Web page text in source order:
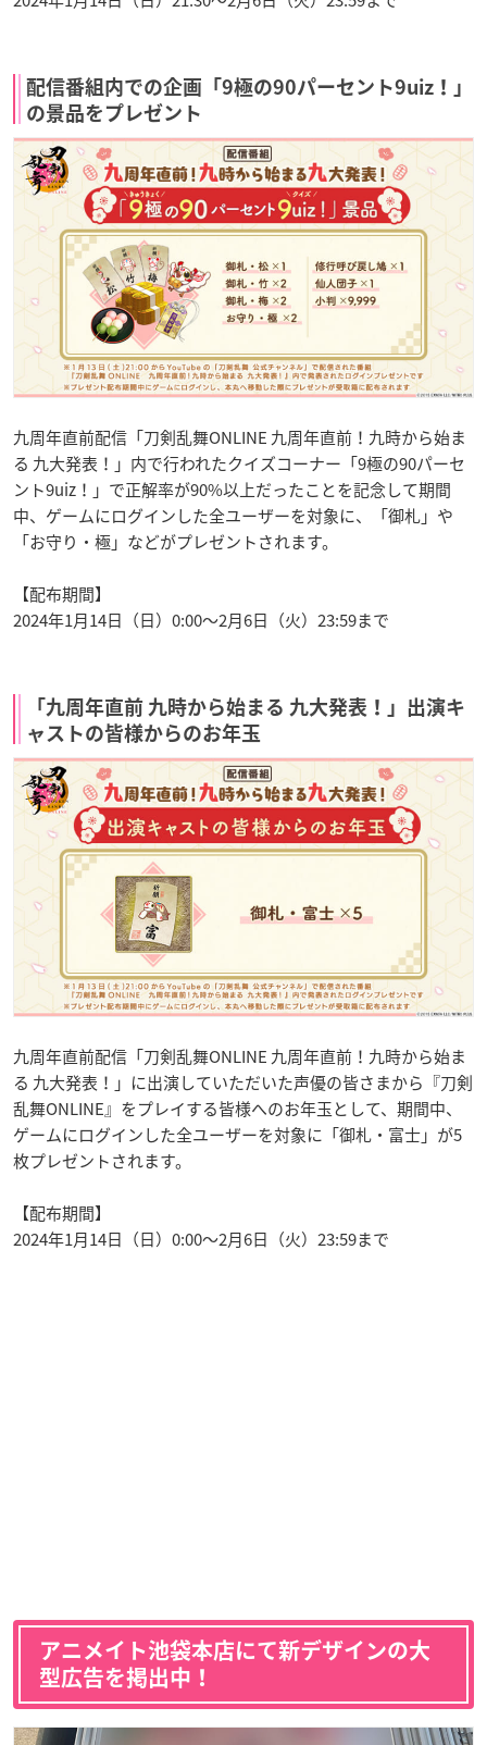
配信番組内での企画「9極の90パーセント9uiz！」
の景品をプレゼント
九周年直前配信「刀剣乱舞ONLINE 九周年直前！九時から始ま
る 九大発表！」内で行われたクイズコーナー「9極の90パーセ
ント9uiz！」で正解率が90%以上だったことを記念して期間
中、ゲームにログインした全ユーザーを対象に、「御札」や
「お守り・極」などがプレゼントされます。
【配布期間】
2024年1月14日（日）0:00～2月6日（火）23:59まで
「九周年直前 九時から始まる 九大発表！」出演キ
ャストの皆様からのお年玉
九周年直前配信「刀剣乱舞ONLINE 九周年直前！九時から始ま
る 九大発表！」に出演していただいた声優の皆さまから『刀剣
乱舞ONLINE』をプレイする皆様へのお年玉として、期間中、
ゲームにログインした全ユーザーを対象に「御札・富士」が5
枚プレゼントされます。
【配布期間】
2024年1月14日（日）0:00～2月6日（火）23:59まで
アニメイト池袋本店にて新デザインの大
型広告を掲出中！